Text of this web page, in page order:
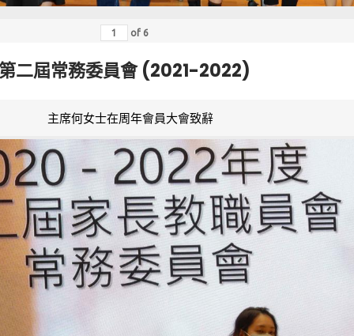
of 6
二屆常務委員會 (2021-2022)
主席何女士在周年會員大會致辭